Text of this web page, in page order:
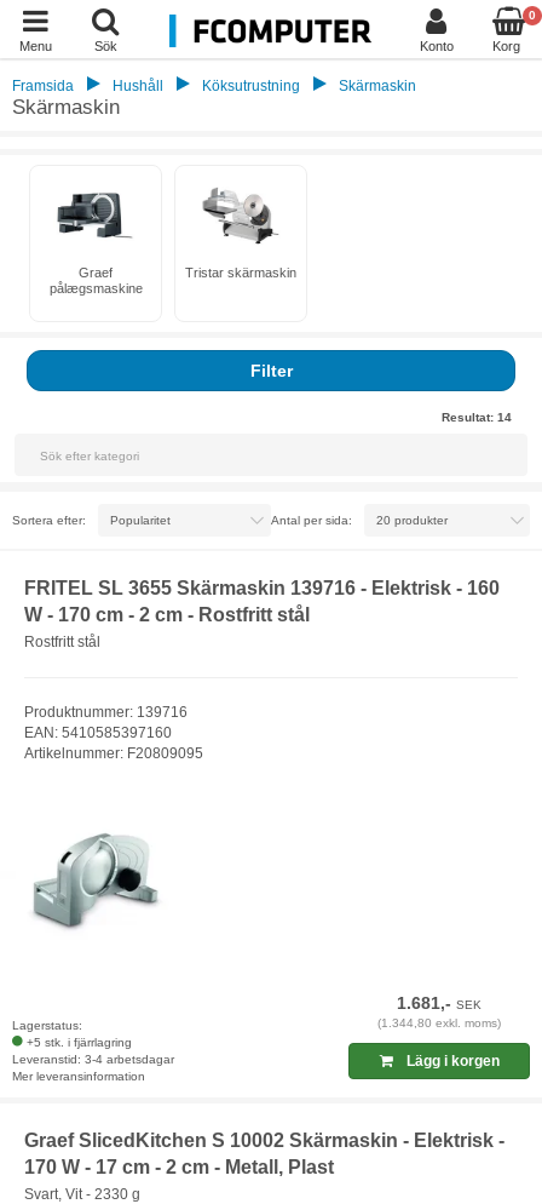
Menu Sök Konto
0
Korg
Framsida Hushåll Köksutrustning Skärmaskin
Skärmaskin
Graef
pålægsmaskine
Tristar skärmaskin
Filter
Resultat: 14
Sortera efter: Antal per sida:
FRITEL SL 3655 Skärmaskin 139716 - Elektrisk - 160
W - 170 cm - 2 cm - Rostfritt stål
Rostfritt stål
Produktnummer: 139716
EAN: 5410585397160
Artikelnummer: F20809095
Lagerstatus:
+5 stk. i fjärrlagring
Leveranstid: 3-4 arbetsdagar
Mer leveransinformation
1.681,-SEK
(1.344,80 exkl. moms)
Lägg i korgen
Graef SlicedKitchen S 10002 Skärmaskin - Elektrisk -
170 W - 17 cm - 2 cm - Metall, Plast
Svart, Vit - 2330 g